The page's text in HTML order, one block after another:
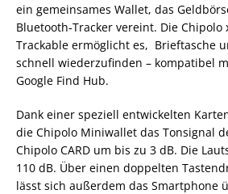
ein gemeinsames Wallet, das
Bluetooth‑Tracker vereint. Die
Trackable ermöglicht es, Brieftasche
schnell wiederzufinden – kompatibel
Google Find Hub.
Dank einer speziell entwickelten
die Chipolo Miniwallet das Tonsignal
Chipolo CARD um bis zu 3 dB. Die
110 dB. Über einen doppelten
lässt sich außerdem das Smartphone